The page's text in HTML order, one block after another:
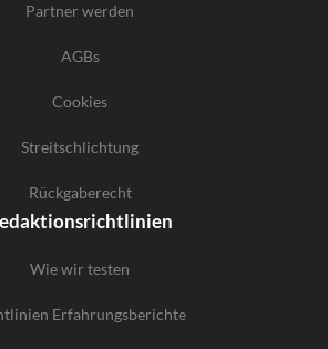
Partner werden
AGBs
Cookies
Streitschlichtung
Rückgaberecht
Wie wir testen
Erfahrungsberichte